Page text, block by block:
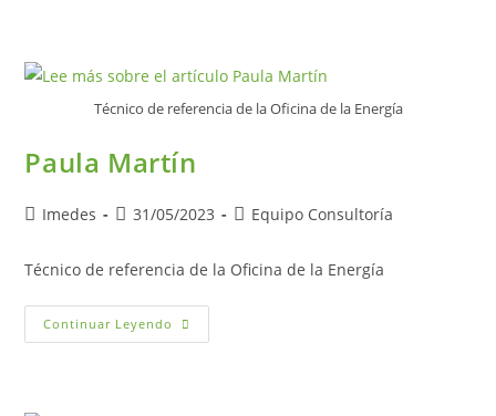
Técnico de referencia de la Oficina de la Energía
Paula Martín
Autor
la
Imedes
Publicación
la
31/05/2023
Categoría
la
Equipo Consultoría
Técnico de referencia de la Oficina de la Energía
Continuar Leyendo Paula
Martín